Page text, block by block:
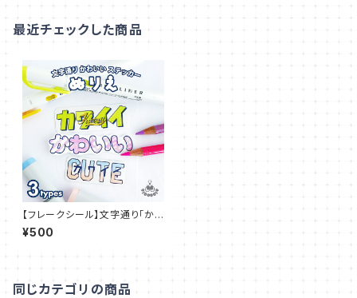
最近チェックした商品
【フレークシール】文字通り「か
わいい」ステッカー ぬりえ
¥500
同じカテゴリの商品